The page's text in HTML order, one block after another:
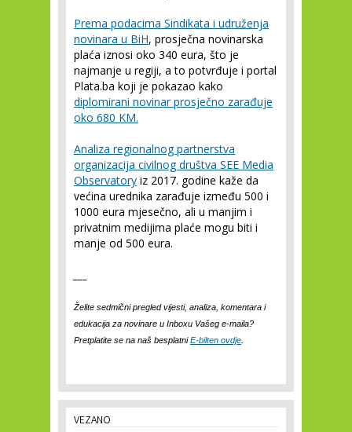
Prema podacima Sindikata i udruženja
novinara u BiH, prosječna novinarska
plaća iznosi oko 340 eura, što je
najmanje u regiji, a to potvrđuje i portal
Plata.ba koji je pokazao kako
diplomirani novinar prosječno zarađuje
oko 680 KM.
Analiza regionalnog partnerstva
organizacija civilnog društva SEE Media
Observatory iz 2017. godine kaže da
većina urednika zarađuje između 500 i
1000 eura mjesečno, ali u manjim i
privatnim medijima plaće mogu biti i
manje od 500 eura.
Želite sedmični pregled vijesti, analiza, komentara i
edukacija za novinare u Inboxu Vašeg e-maila?
Pretplatite se na naš besplatniE-bilten ovdje
VEZANO